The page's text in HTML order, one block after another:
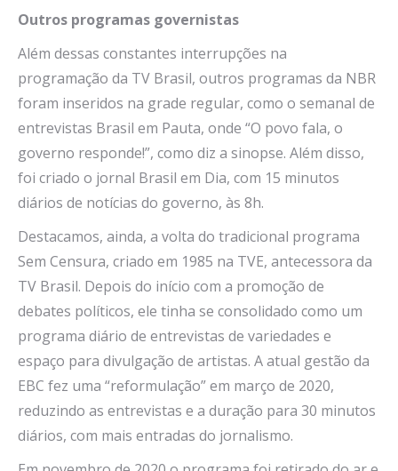
Outros programas governistas
Além dessas constantes interrupções na
programação da TV Brasil, outros programas da NBR
foram inseridos na grade regular, como o semanal de
entrevistas Brasil em Pauta, onde “O povo fala, o
governo responde!”, como diz a sinopse. Além disso,
foi criado o jornal Brasil em Dia, com 15 minutos
diários de notícias do governo, às 8h.
Destacamos, ainda, a volta do tradicional programa
Sem Censura, criado em 1985 na TVE, antecessora da
TV Brasil. Depois do início com a promoção de
debates políticos, ele tinha se consolidado como um
programa diário de entrevistas de variedades e
espaço para divulgação de artistas. A atual gestão da
EBC fez uma “reformulação” em março de 2020,
reduzindo as entrevistas e a duração para 30 minutos
diários, com mais entradas do jornalismo.